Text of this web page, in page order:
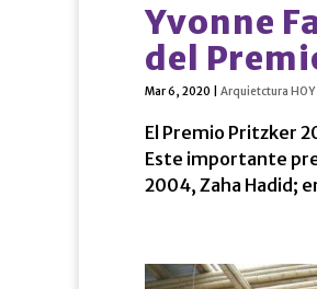
Yvonne
del
Mar 6, 2020 Arquietctura
El Premio Pritzker
Este importante
2004, Zaha Hadid;